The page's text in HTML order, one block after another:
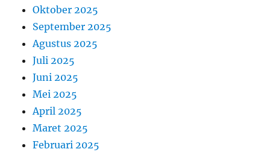
Oktober 2025
September 2025
Agustus 2025
Juli 2025
Juni 2025
Mei 2025
April 2025
Maret 2025
Februari 2025